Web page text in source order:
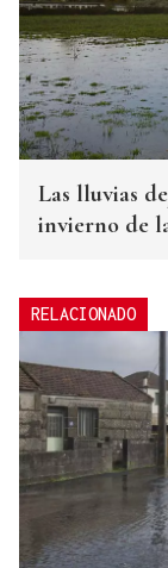
Las lluvias
invierno de
RELACIONADO